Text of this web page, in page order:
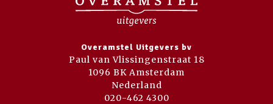
Overamstel Uitgevers bv
Paul van Vlissingenstraat 18
1096 BK Amsterdam
Nederland
020-462 4300